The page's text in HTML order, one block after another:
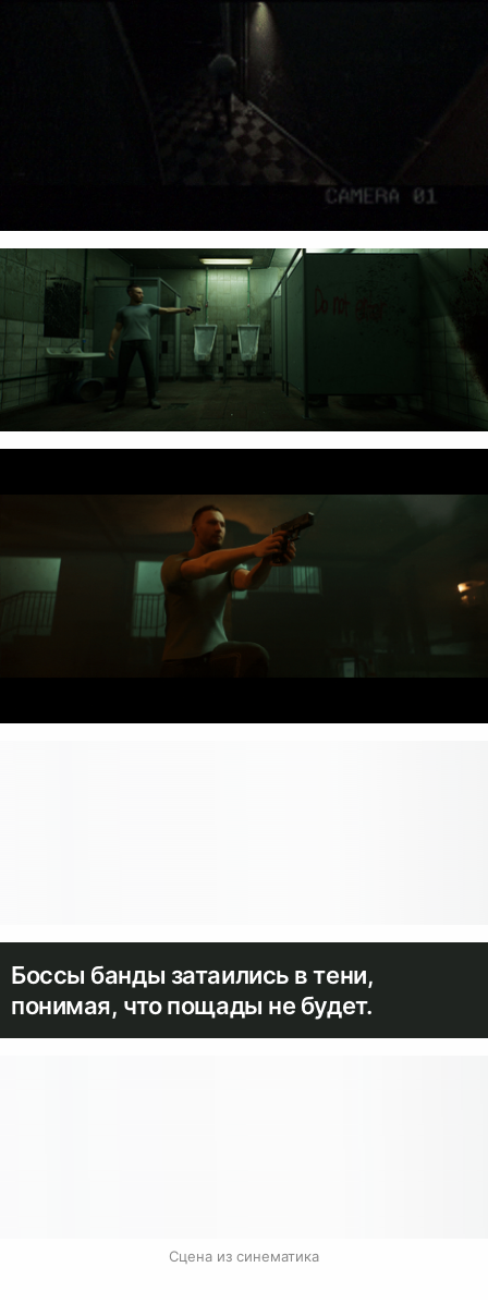
Боссы банды затаились в тени,
понимая, что пощады не будет.
Сцена из синематика